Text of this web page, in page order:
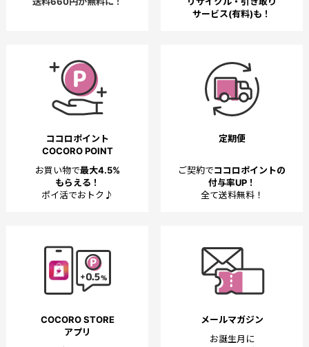
サービス(有料)も！
ココロポイント
COCORO POINT
お買い物で最大4.5%
もらえる！
ポイ活でおトク♪
定期便
ご契約でココロポイントの
付与率UP！
全て送料無料！
COCORO STORE
アプリ
メールマガジン
お誕生月に